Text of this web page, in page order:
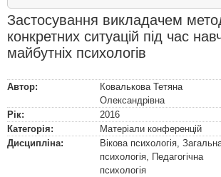
Застосування викладачем
конкретних ситуацій під час
майбутніх психологів
Автор:
Ковалькова Тетяна
Олександрівна
Рік:
2016
Категорія:
Матеріали конференцій
Дисципліна:
Вікова психологія,
психологія, Педагогічна
психологія